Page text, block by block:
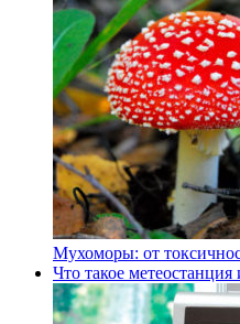
Мухоморы: от
Что такое